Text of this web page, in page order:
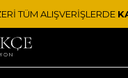
TÜM ALIŞVERİŞLERDE